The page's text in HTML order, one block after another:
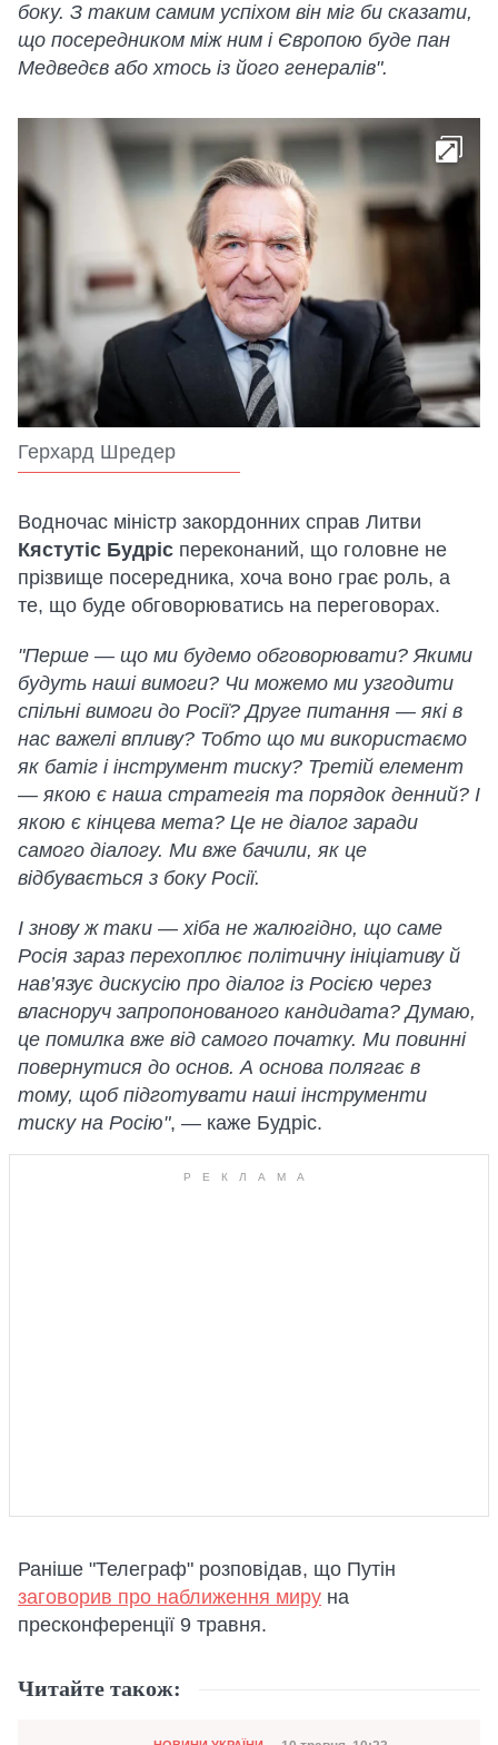
боку. З таким самим успіхом він міг би сказати,
що посередником між ним і Європою буде пан
Медведєв або хтось із його генералів".
Герхард Шредер
Водночас міністр закордонних справ Литви
Кястутіс Будріс переконаний, що головне не
прізвище посередника, хоча воно грає роль, а
те, що буде обговорюватись на переговорах.
"Перше — що ми будемо обговорювати? Якими
будуть наші вимоги? Чи можемо ми узгодити
спільні вимоги до Росії? Друге питання — які в
нас важелі впливу? Тобто що ми використаємо
як батіг і інструмент тиску? Третій елемент
— якою є наша стратегія та порядок денний? І
якою є кінцева мета? Це не діалог заради
самого діалогу. Ми вже бачили, як це
відбувається з боку Росії.
І знову ж таки — хіба не жалюгідно, що саме
Росія зараз перехоплює політичну ініціативу й
нав’язує дискусію про діалог із Росією через
власноруч запропонованого кандидата? Думаю,
це помилка вже від самого початку. Ми повинні
повернутися до основ. А основа полягає в
тому, щоб підготувати наші інструменти
тиску на Росію", — каже Будріс.
Раніше "Телеграф" розповідав, що Путін
заговорив про наближення миру на
пресконференції 9 травня.
Читайте також: